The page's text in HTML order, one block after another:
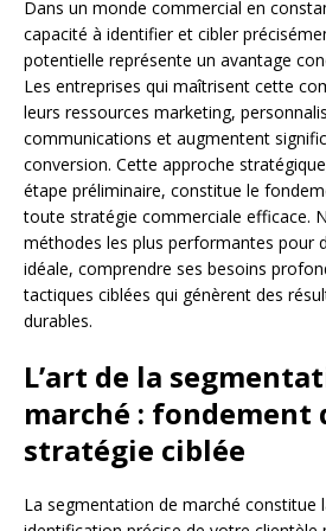
Dans un monde commercial en
capacité à identifier et cibler
potentielle représente un avantage
Les entreprises qui maîtrisent cette
leurs ressources marketing,
communications et augmentent
conversion. Cette approche
étape préliminaire, constitue le
toute stratégie commerciale efficace.
méthodes les plus performantes pour
idéale, comprendre ses besoins
tactiques ciblées qui génèrent des
durables.
L’art de la
marché : fondement
stratégie ciblée
La segmentation de marché constitue